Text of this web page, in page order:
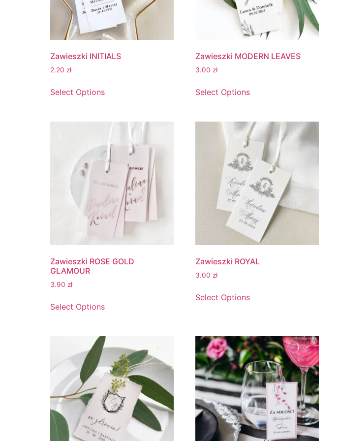
Zawieszki INITIALS
2.20 zł
Select Options
Zawieszki MODERN LEAVES
3.00 zł
Select Options
Zawieszki ROSE GOLD
GLAMOUR
3.90 zł
Select Options
Zawieszki ROYAL
3.00 zł
Select Options